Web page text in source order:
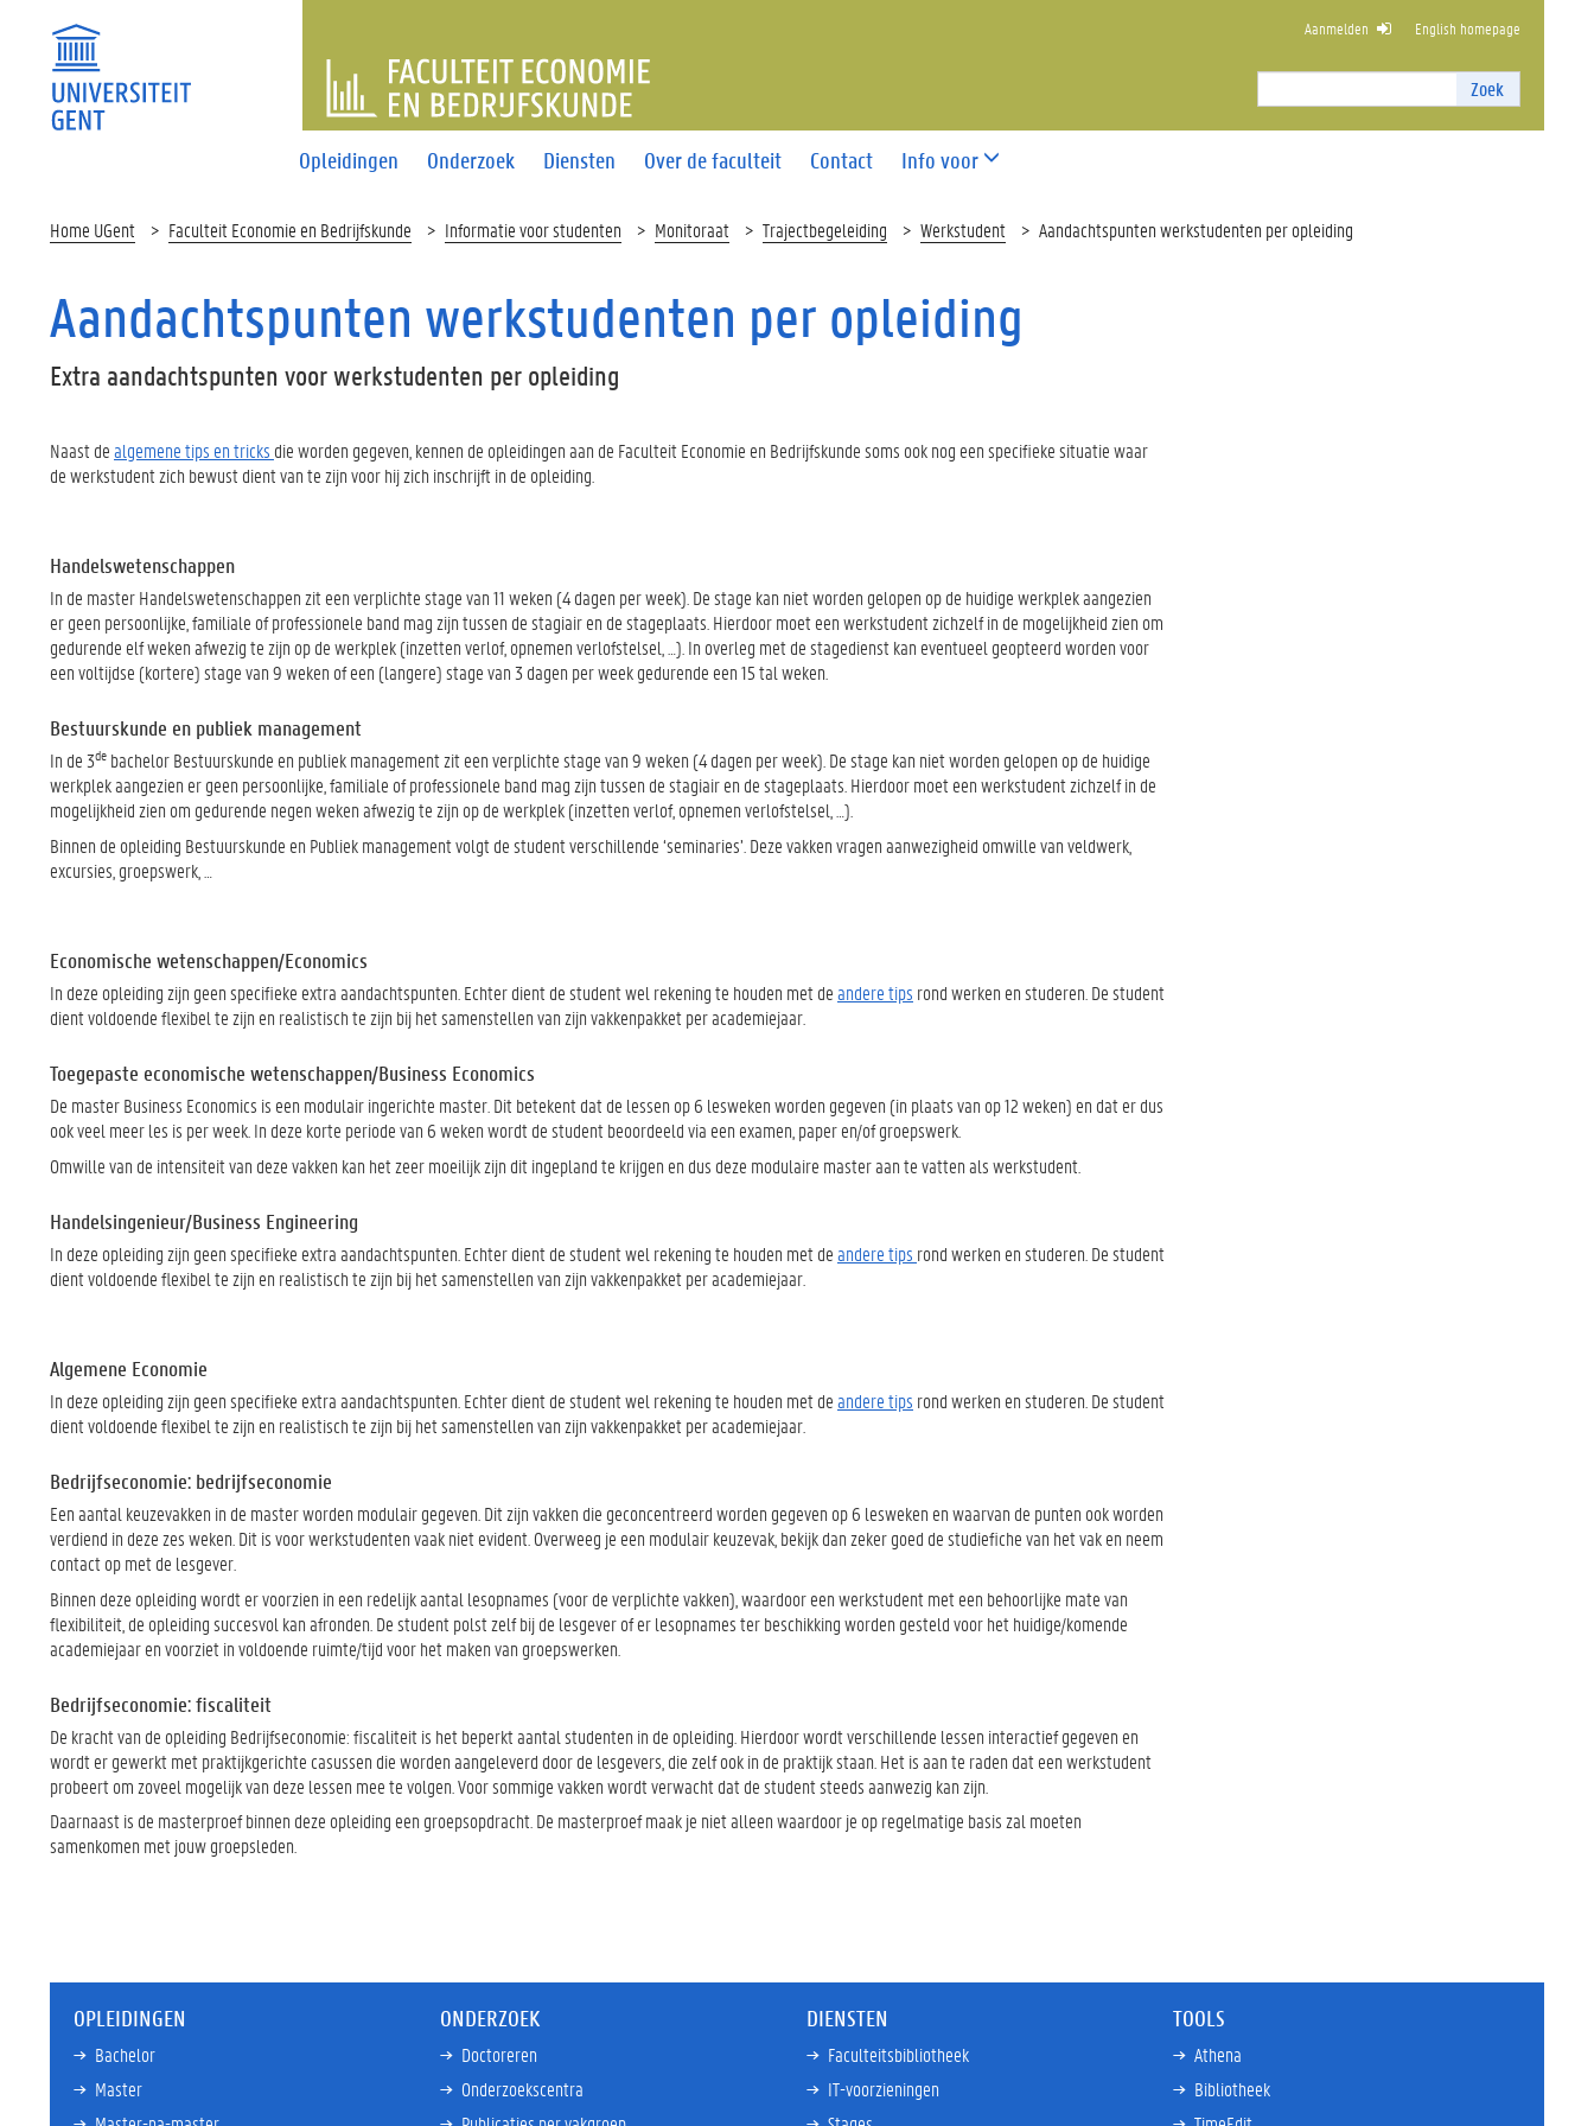
Zoek
Zoek
n
Aanmelden English homepage
Opleidingen Onderzoek Diensten Over de faculteit Contact Info voor
FACULTEIT ECONOMIE EN BEDRIJFSKUNDE
Home UGent Faculteit Economie en Bedrijfskunde Informatie voor studenten Monitoraat Trajectbegeleiding Werkstudent Aandachtspunten werkstudenten per opleiding
Aandachtspunten werkstudenten per opleiding
Extra aandachtspunten voor werkstudenten per opleiding
Naast dealgemene tips en tricks die worden gegeven, kennen de opleidingen aan de Faculteit Economie en Bedrijfskunde soms ook nog een specifieke situatie waar
de werkstudent zich bewust dient van te zijn voor hij zich inschrijft in de opleiding.
Handelswetenschappen
In de master Handelswetenschappen zit een verplichte stage van 11 weken (4 dagen per week). De stage kan niet worden gelopen op de huidige werkplek aangezien
er geen persoonlijke, familiale of professionele band mag zijn tussen de stagiair en de stageplaats. Hierdoor moet een werkstudent zichzelf in de mogelijkheid zien om
gedurende elf weken afwezig te zijn op de werkplek (inzetten verlof, opnemen verlofstelsel, …). In overleg met de stagedienst kan eventueel geopteerd worden voor
een voltijdse (kortere) stage van 9 weken of een (langere) stage van 3 dagen per week gedurende een 15 tal weken.
Bestuurskunde en publiek management
In de 3de bachelor Bestuurskunde en publiek management zit een verplichte stage van 9 weken (4 dagen per week). De stage kan niet worden gelopen op de huidige
werkplek aangezien er geen persoonlijke, familiale of professionele band mag zijn tussen de stagiair en de stageplaats. Hierdoor moet een werkstudent zichzelf in de
mogelijkheid zien om gedurende negen weken afwezig te zijn op de werkplek (inzetten verlof, opnemen verlofstelsel, …).
Binnen de opleiding Bestuurskunde en Publiek management volgt de student verschillende ‘seminaries’. Deze vakken vragen aanwezigheid omwille van veldwerk,
excursies, groepswerk, …
Economische wetenschappen/Economics
In deze opleiding zijn geen specifieke extra aandachtspunten. Echter dient de student wel rekening te houden met deandere tips rond werken en studeren. De student
dient voldoende flexibel te zijn en realistisch te zijn bij het samenstellen van zijn vakkenpakket per academiejaar.
Toegepaste economische wetenschappen/Business Economics
De master Business Economics is een modulair ingerichte master. Dit betekent dat de lessen op 6 lesweken worden gegeven (in plaats van op 12 weken) en dat er dus
ook veel meer les is per week. In deze korte periode van 6 weken wordt de student beoordeeld via een examen, paper en/of groepswerk.
Omwille van de intensiteit van deze vakken kan het zeer moeilijk zijn dit ingepland te krijgen en dus deze modulaire master aan te vatten als werkstudent.
Handelsingenieur/Business Engineering
In deze opleiding zijn geen specifieke extra aandachtspunten. Echter dient de student wel rekening te houden met deandere tips rond werken en studeren. De student
dient voldoende flexibel te zijn en realistisch te zijn bij het samenstellen van zijn vakkenpakket per academiejaar.
Algemene Economie
In deze opleiding zijn geen specifieke extra aandachtspunten. Echter dient de student wel rekening te houden met deandere tips rond werken en studeren. De student
dient voldoende flexibel te zijn en realistisch te zijn bij het samenstellen van zijn vakkenpakket per academiejaar.
Bedrijfseconomie: bedrijfseconomie
Een aantal keuzevakken in de master worden modulair gegeven. Dit zijn vakken die geconcentreerd worden gegeven op 6 lesweken en waarvan de punten ook worden
verdiend in deze zes weken. Dit is voor werkstudenten vaak niet evident. Overweeg je een modulair keuzevak, bekijk dan zeker goed de studiefiche van het vak en neem
contact op met de lesgever.
Binnen deze opleiding wordt er voorzien in een redelijk aantal lesopnames (voor de verplichte vakken), waardoor een werkstudent met een behoorlijke mate van
flexibiliteit, de opleiding succesvol kan afronden. De student polst zelf bij de lesgever of er lesopnames ter beschikking worden gesteld voor het huidige/komende
academiejaar en voorziet in voldoende ruimte/tijd voor het maken van groepswerken.
Bedrijfseconomie: fiscaliteit
De kracht van de opleiding Bedrijfseconomie: fiscaliteit is het beperkt aantal studenten in de opleiding. Hierdoor wordt verschillende lessen interactief gegeven en
wordt er gewerkt met praktijkgerichte casussen die worden aangeleverd door de lesgevers, die zelf ook in de praktijk staan. Het is aan te raden dat een werkstudent
probeert om zoveel mogelijk van deze lessen mee te volgen. Voor sommige vakken wordt verwacht dat de student steeds aanwezig kan zijn.
Daarnaast is de masterproef binnen deze opleiding een groepsopdracht. De masterproef maak je niet alleen waardoor je op regelmatige basis zal moeten
samenkomen met jouw groepsleden.
OPLEIDINGEN
Bachelor
Master
ONDERZOEK
Doctoreren
Onderzoekscentra
DIENSTEN
Faculteitsbibliotheek
IT-voorzieningen
TOOLS
Athena
Bibliotheek